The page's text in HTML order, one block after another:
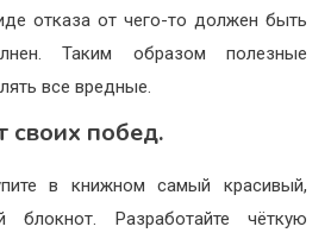
отказа от чего-то должен быть
Таким образом полезные
все вредные.
своих побед.
в книжном самый красивый,
Разработайте чёткую